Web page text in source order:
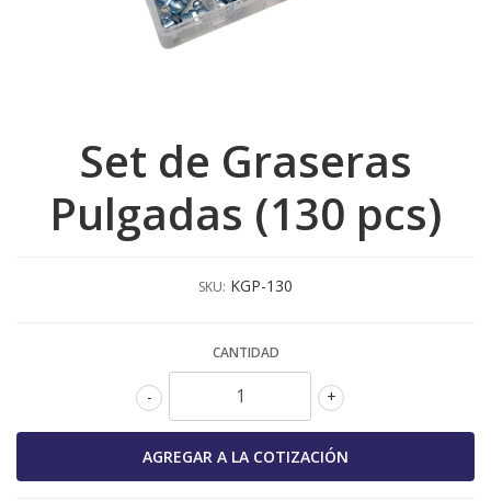
Set de Graseras
Pulgadas (130 pcs)
SKU: KGP-130
CANTIDAD
+
-